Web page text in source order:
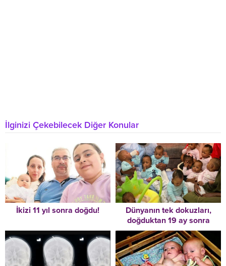
İlginizi Çekebilecek Diğer Konular
İkizi 11 yıl sonra doğdu!
Dünyanın tek dokuzları,
doğduktan 19 ay sonra
Mali’deki evlerine gidebildi